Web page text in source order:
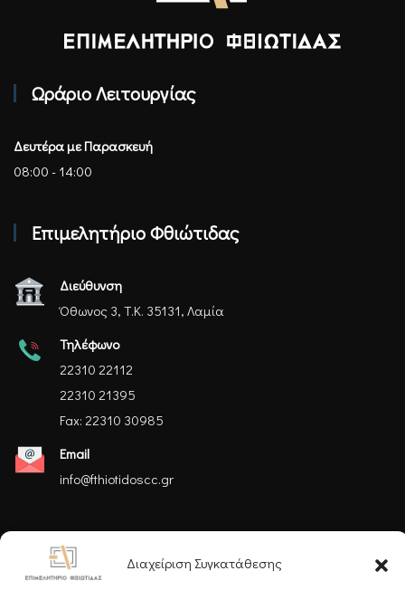
Διαχείριση Συγκατάθεσης
Ωράριο Λειτουργίας
Δευτέρα με Παρασκευή
08:00 - 14:00
Επιμελητήριο Φθιώτιδας
Διεύθυνση
Όθωνος 3, Τ.Κ. 35131, Λαμία
Τηλέφωνο
22310 22112
22310 21395
Fax: 22310 30985
Email
info@fthiotidoscc.gr
Ακολουθήστε μας